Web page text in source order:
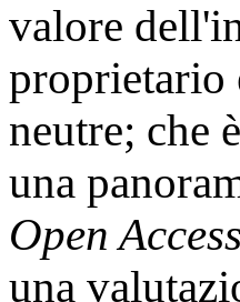
valore
proprietario
neutre; che
una
Open Access
una